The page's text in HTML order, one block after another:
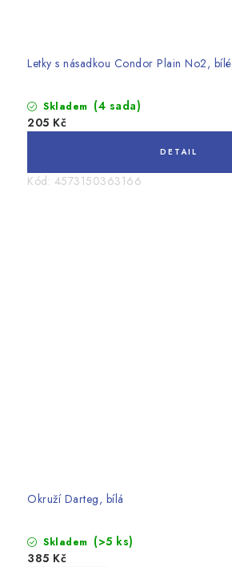
Letky s násadkou Condor Plain No2, bílé
Skladem (4 sada)
205 Kč
Kód: 4573150363166
Okruží Darteg, bílá
Skladem (>5 ks)
385 Kč